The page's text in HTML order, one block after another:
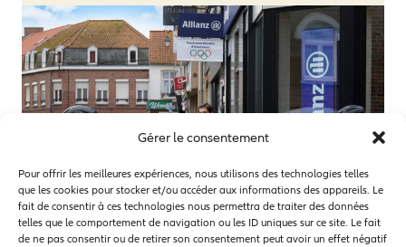
Gérer le consentement
Pour offrir les meilleures expériences, nous utilisons des technologies telles
que les cookies pour stocker et/ou accéder aux informations des appareils. Le
fait de consentir à ces technologies nous permettra de traiter des données
telles que le comportement de navigation ou les ID uniques sur ce site. Le fait
de ne pas consentir ou de retirer son consentement peut avoir un effet négatif